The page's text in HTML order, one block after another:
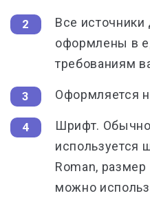
Все
оформлены в
требованиям
Оформляется
Шрифт. Обычно
используется
Roman,
можно